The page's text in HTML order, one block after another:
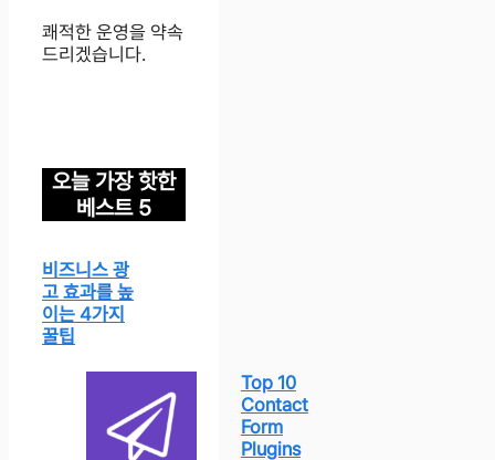
쾌적한 운영을 약속
드리겠습니다.
오늘 가장 핫한
베스트 5
비즈니스 광
고 효과를 높
이는 4가지
꿀팁
Top 10
Contact
Form
Plugins